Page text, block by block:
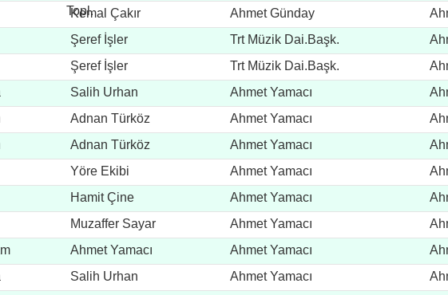
Topl.
Kemal Çakır Ahmet Günday
Şeref İşler Trt Müzik Dai.Başk.
Şeref İşler Trt Müzik Dai.Başk.
Salih Urhan Ahmet Yamacı
Adnan Türköz Ahmet Yamacı
Adnan Türköz Ahmet Yamacı
Yöre Ekibi Ahmet Yamacı
Hamit Çine Ahmet Yamacı
Muzaffer Sayar Ahmet Yamacı
Ahmet Yamacı Ahmet Yamacı
Salih Urhan Ahmet Yamacı